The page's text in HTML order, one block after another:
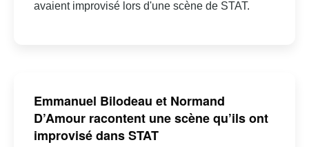
avaient improvisé lors d'une scène de STAT.
Emmanuel Bilodeau et Normand
D’Amour racontent une scène qu’ils ont
improvisé dans STAT